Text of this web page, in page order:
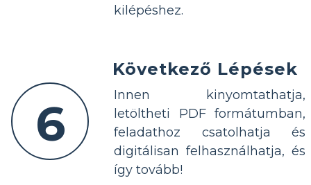
kilépéshez.
6
Következő Lépések
Innen kinyomtathatja,
letöltheti PDF formátumban,
feladathoz csatolhatja és
digitálisan felhasználhatja, és
így tovább!